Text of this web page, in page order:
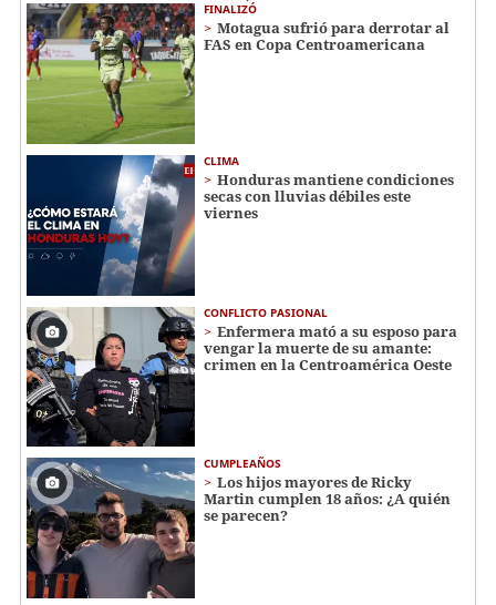
FINALIZÓ
Motagua sufrió para derrotar al
FAS en Copa Centroamericana
CLIMA
Honduras mantiene condiciones
secas con lluvias débiles este
viernes
CONFLICTO PASIONAL
Enfermera mató a su esposo para
vengar la muerte de su amante:
crimen en la Centroamérica Oeste
CUMPLEAÑOS
Los hijos mayores de Ricky
Martin cumplen 18 años: ¿A quién
se parecen?